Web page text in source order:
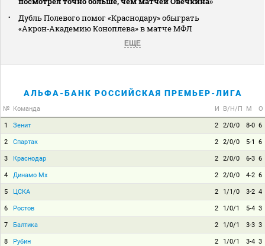
Дубль Полевого помог «Краснодару» обыграть
«Акрон‑Академию Коноплева» в матче МФЛ
ЕЩЕ
АЛЬФА-БАНК РОССИЙСКАЯ ПРЕМЬЕР-ЛИГА
№ Команда И В/Н/П М О
1 Зенит 2 2/0/0 8-0 6
2 Спартак 2 2/0/0 5-1 6
3 Краснодар 2 2/0/0 6-3 6
4 Динамо Мх 2 2/0/0 4-2 6
5 ЦСКА 2 1/1/0 3-2 4
6 Ростов 2 1/0/1 5-4 3
7 Балтика 2 1/0/1 3-3 3
8 Рубин 2 1/0/1 3-4 3